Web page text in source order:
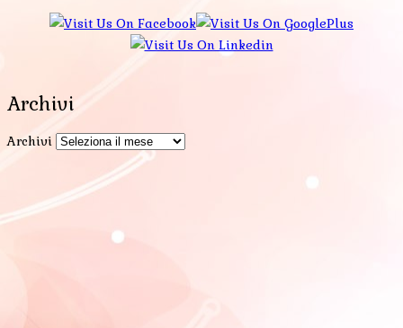
Archivi
Archivi